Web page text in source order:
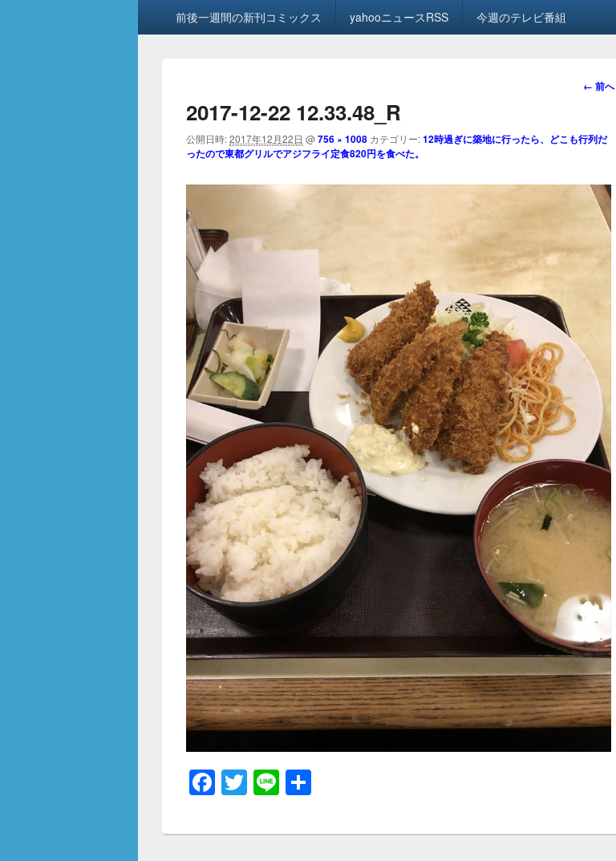
前後一週間の新刊コミックス yahooニュースRSS 今週のテレビ番組
画
ビ
シ
ョ
← 前へ
2017-12-22 12.33.48_R
公開日時:2017年12月22日 @756 × 1008 カテゴリー:12時過ぎに築地に行ったら、どこも行列だ
ったので東都グリルでアジフライ定食820円を食べた。
F
c
T
tt
Li
e